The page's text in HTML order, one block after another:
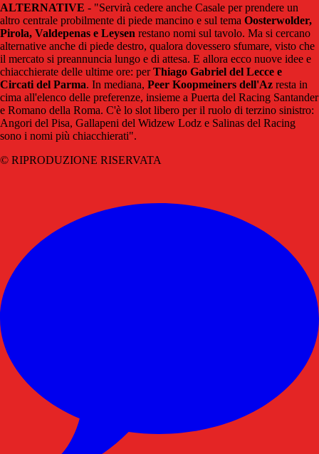
ALTERNATIVE - "Servirà cedere anche Casale per prendere un
altro centrale probilmente di piede mancino e sul tema Oosterwolder,
Pirola, Valdepenas e Leysen restano nomi sul tavolo. Ma si cercano
alternative anche di piede destro, qualora dovessero sfumare, visto che
il mercato si preannuncia lungo e di attesa. E allora ecco nuove idee e
chiacchierate delle ultime ore: perThiago Gabriel del Lecce e
Circati del Parma. In mediana, Peer Koopmeiners dell'Az resta in
cima all'elenco delle preferenze, insieme a Puerta del Racing Santander
e Romano della Roma. C'è lo slot libero per il ruolo di terzino sinistro:
Angori del Pisa, Gallapeni del Widzew Lodz e Salinas del Racing
sono i nomi più chiacchierati".
© RIPRODUZIONE RISERVATA